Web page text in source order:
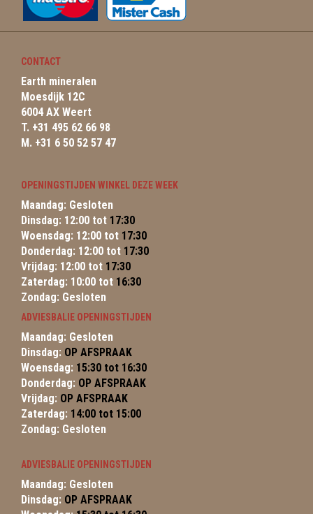
CONTACT
Earth mineralen
Moesdijk 12C
6004 AX Weert
T. +31 495 62 66 98
M. +31 6 50 52 57 47
OPENINGSTIJDEN WINKEL DEZE WEEK
Maandag: Gesloten
Dinsdag: 12:00 tot 17:30
Woensdag: 12:00 tot 17:30
Donderdag: 12:00 tot 17:30
Vrijdag: 12:00 tot 17:30
Zaterdag: 10:00 tot 16:30
Zondag: Gesloten
ADVIESBALIE OPENINGSTIJDEN
Maandag: Gesloten
Dinsdag: OP AFSPRAAK
Woensdag: 15:30 tot 16:30
Donderdag: OP AFSPRAAK
Vrijdag: OP AFSPRAAK
Zaterdag: 14:00 tot 15:00
Zondag: Gesloten
ADVIESBALIE OPENINGSTIJDEN
Maandag: Gesloten
Dinsdag: OP AFSPRAAK